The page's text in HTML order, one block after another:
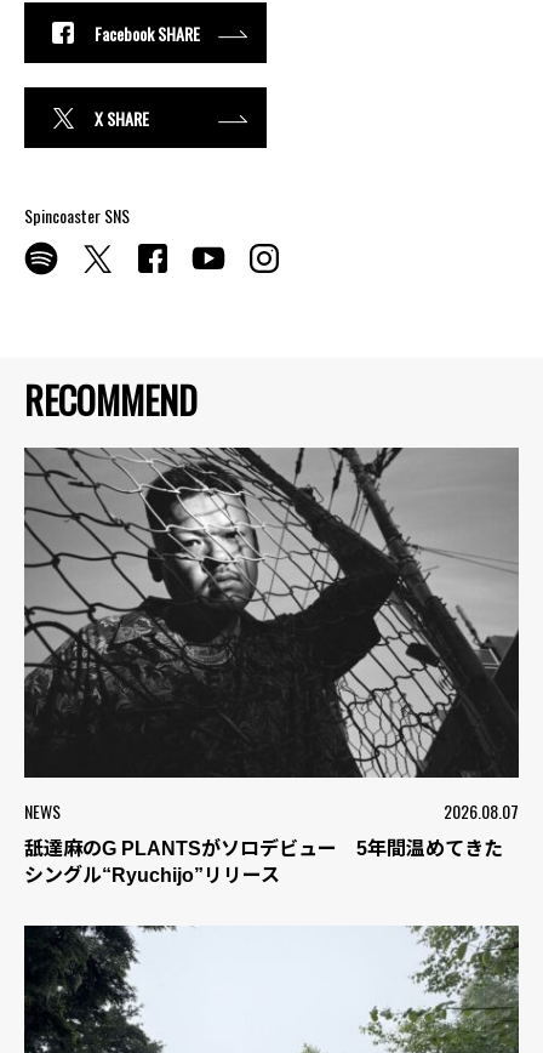
RECOMMEND
NEWS 2026.08.07
舐達麻のG PLANTSがソロデビュー 5年間温めてきた
シングル“Ryuchijo”リリース
Facebook SHARE
X SHARE
Spincoaster SNS